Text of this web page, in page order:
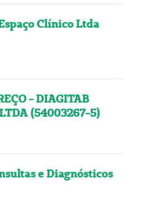
Clínico Ltda
- DIAGITAB
(54003267-5)
e Diagnósticos